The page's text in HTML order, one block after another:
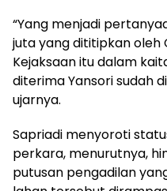
“Yang menjadi
juta yang dititipkan
Kejaksaan itu dalam
diterima Yansori sudah
ujarnya.
Sapriadi menyoroti
perkara, menurutnya,
putusan pengadilan